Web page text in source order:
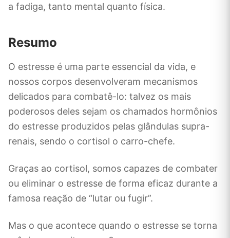
a fadiga, tanto mental quanto física.
Resumo
O estresse é uma parte essencial da vida, e
nossos corpos desenvolveram mecanismos
delicados para combatê-lo: talvez os mais
poderosos deles sejam os chamados hormônios
do estresse produzidos pelas glândulas supra-
renais, sendo o cortisol o carro-chefe.
Graças ao cortisol, somos capazes de combater
ou eliminar o estresse de forma eficaz durante a
famosa reação de “lutar ou fugir”.
Mas o que acontece quando o estresse se torna